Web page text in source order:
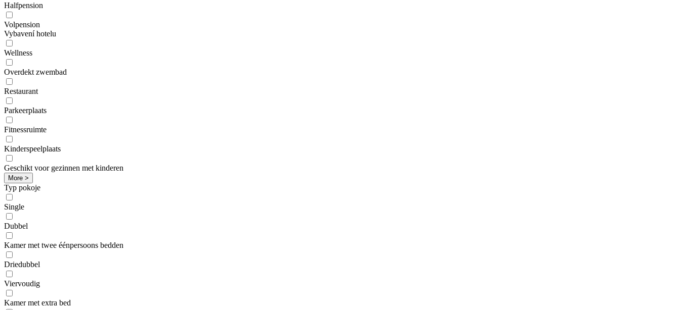
Halfpension
Volpension
Vybavení hotelu
Wellness
Overdekt zwembad
Restaurant
Parkeerplaats
Fitnessruimte
Kinderspeelplaats
Geschikt voor gezinnen met kinderen
More >
Typ pokoje
Single
Dubbel
Kamer met twee éénpersoons bedden
Driedubbel
Viervoudig
Kamer met extra bed